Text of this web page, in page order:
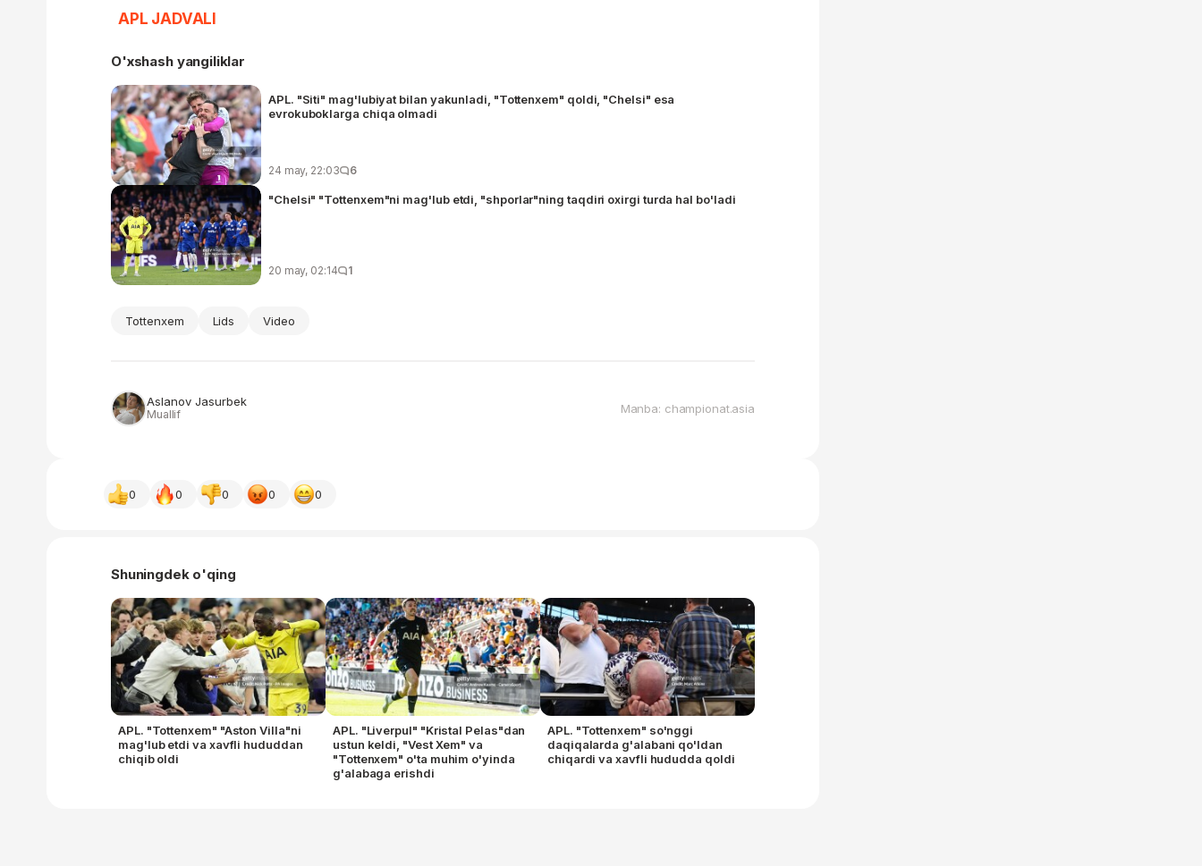
APL JADVALI
O'xshash yangiliklar
APL. "Siti" mag'lubiyat bilan yakunladi, "Tottenxem" qoldi, "Chelsi" esa
evrokuboklarga chiqa olmadi
24 may, 22:03 6
"Chelsi" "Tottenxem"ni mag'lub etdi, "shporlar"ning taqdiri oxirgi turda hal bo'ladi
20 may, 02:14 1
Tottenxem Lids Video
Aslanov Jasurbek
Muallif Manba: championat.asia
0 0 0 0 0
Shuningdek o'qing
APL. "Tottenxem" "Aston Villa"ni
mag'lub etdi va xavfli hududdan
chiqib oldi
APL. "Liverpul" "Kristal Pelas"dan
ustun keldi, "Vest Xem" va
"Tottenxem" o'ta muhim o'yinda
g'alabaga erishdi
APL. "Tottenxem" so'nggi
daqiqalarda g'alabani qo'ldan
chiqardi va xavfli hududda qoldi